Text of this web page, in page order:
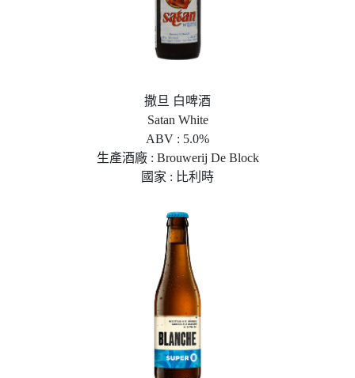
撒旦 白啤酒
Satan White
ABV : 5.0%
生產酒廠 : Brouwerij De Block
國家 : 比利時